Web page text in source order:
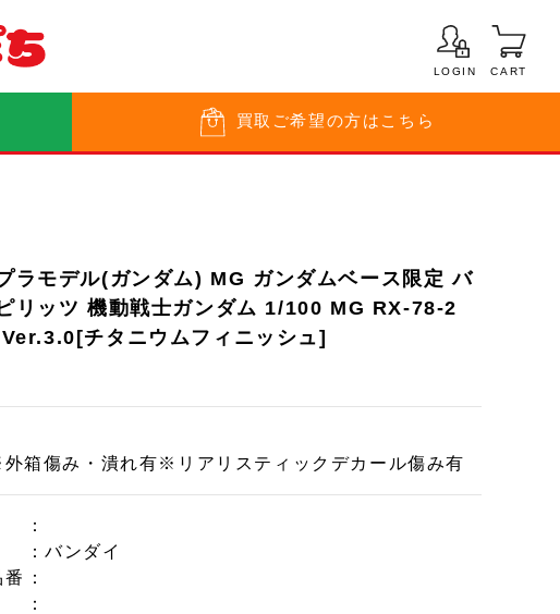
LOGIN CART
買取 ご希望の方はこちら
ラモデル(ガンダム) MG ガンダムベース限定 バ
リッツ 機動戦士ガンダム 1/100 MG RX-78-2
チタニウムフィニッシュ]
箱傷み・潰れ有※リアリスティックデカール傷み有
：
：バンダイ
番
：
：